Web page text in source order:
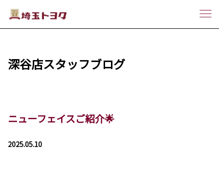
深谷店スタッフブログ
ニューフェイスご紹介🌟
2025.05.10